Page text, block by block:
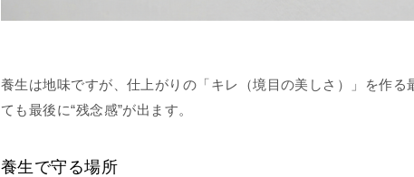
養生は地味ですが、仕上がりの「キレ（境目の美しさ）」を作
ても最後に“残念感”が出ます。
養生で守る場所